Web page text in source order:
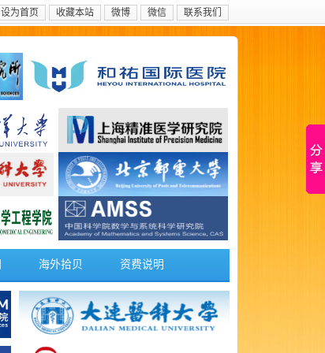
设为首页 收藏本站 微博 微信 联系我们
海外拾贝 资费说明